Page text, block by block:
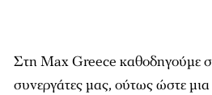
Στη Max Greece καθοδηγούμε
συνεργάτες μας, ούτως ώστε